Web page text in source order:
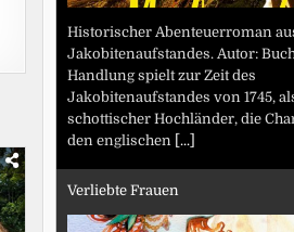
Historischer Abenteuerroman
Jakobitenaufstandes. Autor:
Handlung spielt zur Zeit des
Jakobitenaufstandes von 1745,
schottischer Hochländer, die
den englischen [...]
Verliebte Frauen